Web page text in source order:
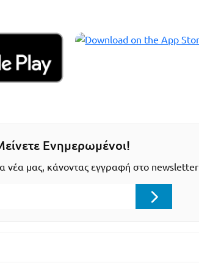
Ενημερωμένοι!
νέα μας, κάνοντας εγγραφή στο